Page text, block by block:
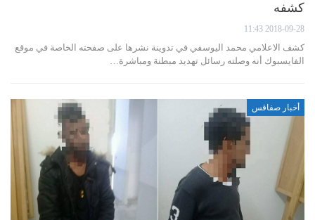
كشفه
2018-09-28 11:43
كشف الاعلامي محمد اليوسفي في تدوينة نشرها على صفحته الخاصة في موقع
الفايسبوك أنه وصلته رسائل تهديد مبطنة ومباشرة…
أخبار صفاقس